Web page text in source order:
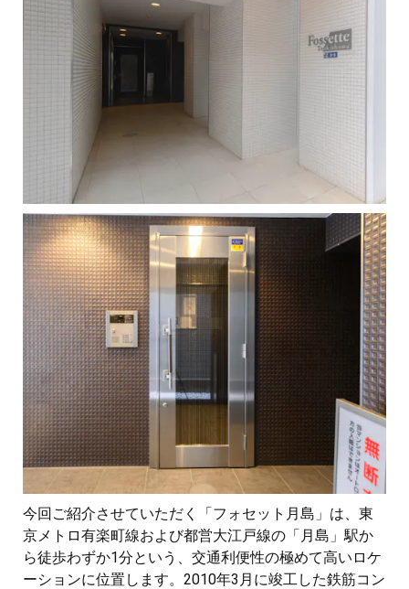
今回ご紹介させていただく「フォセット月島」は、東
京メトロ有楽町線および都営大江戸線の「月島」駅か
ら徒歩わずか1分という、交通利便性の極めて高いロケ
ーションに位置します。2010年3月に竣工した鉄筋コン